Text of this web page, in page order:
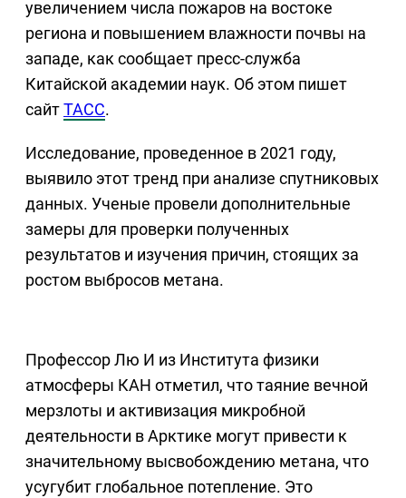
увеличением числа пожаров на востоке
региона и повышением влажности почвы на
западе, как сообщает пресс-служба
Китайской академии наук. Об этом пишет
сайтТАСС.
Исследование, проведенное в 2021 году,
выявило этот тренд при анализе спутниковых
данных. Ученые провели дополнительные
замеры для проверки полученных
результатов и изучения причин, стоящих за
ростом выбросов метана.
Профессор Лю И из Института физики
атмосферы КАН отметил, что таяние вечной
мерзлоты и активизация микробной
деятельности в Арктике могут привести к
значительному высвобождению метана, что
усугубит глобальное потепление. Это